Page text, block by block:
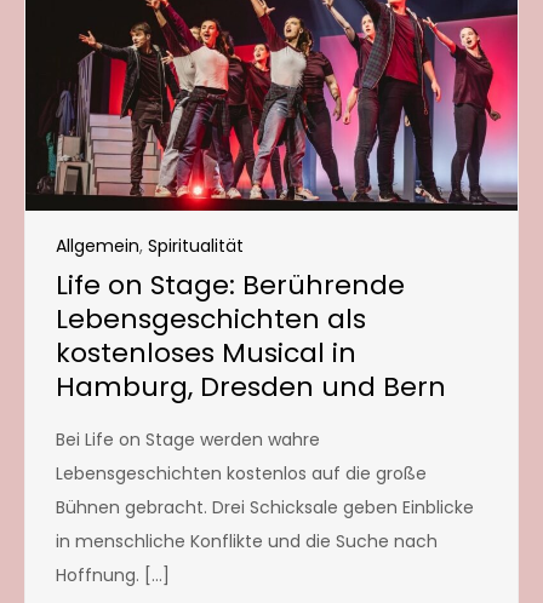
Allgemein, Spiritualität
Life on Stage: Berührende
Lebensgeschichten als
kostenloses Musical in
Hamburg, Dresden und Bern
Bei Life on Stage werden wahre
Lebensgeschichten kostenlos auf die große
Bühnen gebracht. Drei Schicksale geben Einblicke
in menschliche Konflikte und die Suche nach
Hoffnung. […]